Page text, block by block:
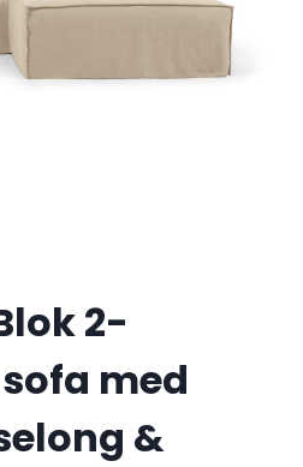
2-
med
&